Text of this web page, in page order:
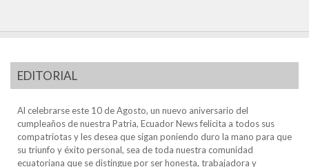
EDITORIAL
Al celebrarse este 10 de Agosto, un nuevo aniversario del
cumpleaños de nuestra Patria, Ecuador News felicita a todos sus
compatriotas y les desea que sigan poniendo duro la mano para que
su triunfo y éxito personal, sea de toda nuestra comunidad
ecuatoriana que se distingue por ser honesta, trabajadora y